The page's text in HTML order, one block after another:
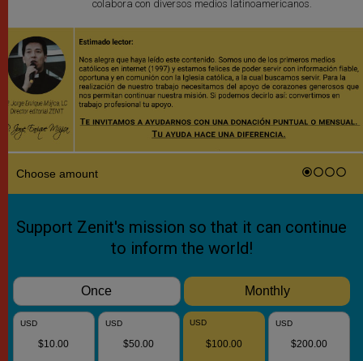
colabora con diversos medios latinoamericanos.